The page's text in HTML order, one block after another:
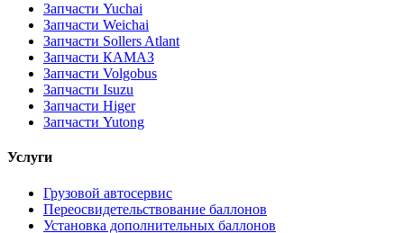
Запчасти Yuchai
Запчасти Weichai
Запчасти Sollers Atlant
Запчасти КАМАЗ
Запчасти Volgobus
Запчасти Isuzu
Запчасти Higer
Запчасти Yutong
Услуги
Грузовой автосервис
Переосвидетельствование баллонов
Установка дополнительных баллонов